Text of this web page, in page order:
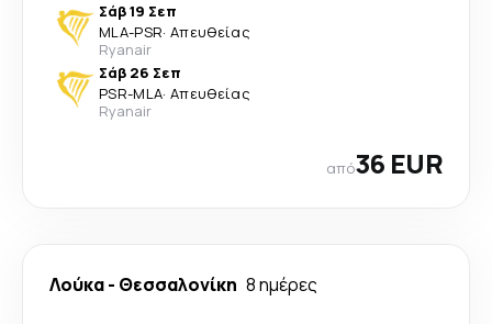
Σάβ 19 Σεπ
MLA-PSR· Απευθείας
Ryanair
Σάβ 26 Σεπ
PSR-MLA· Απευθείας
Ryanair
από36 EUR
Λούκα- Θεσσαλονίκη 8 ημέρες